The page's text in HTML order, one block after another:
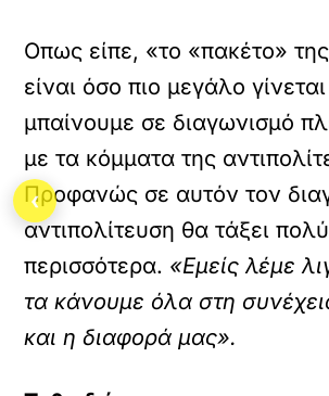
Οπως είπε, «το «πακέτο»
είναι όσο πιο μεγάλο
μπαίνουμε σε διαγωνισμό
με τα κόμματα της
Προφανώς σε αυτόν τον
αντιπολίτευση θα τάξει πολύ
περισσότερα. «Εμείς λέμε
τα κάνουμε όλα στη
και η διαφορά μας».
‹